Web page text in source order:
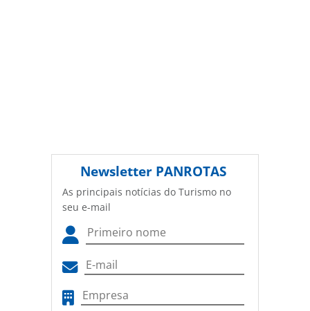
Newsletter PANROTAS
As principais notícias do Turismo no
seu e-mail